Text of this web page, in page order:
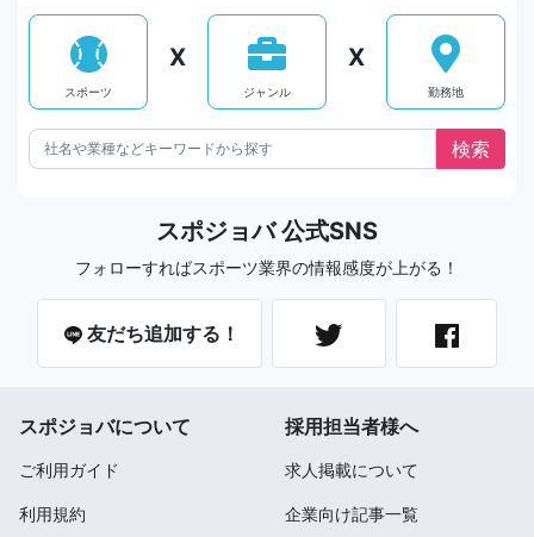
スポーツ
X
ジャンル
X
勤務地
スポジョバ 公式SNS
フォローすればスポーツ業界の情報感度が上がる！
友だち追加する！
スポジョバについて
ご利用ガイド
利用規約
採用担当者様へ
求人掲載について
企業向け記事一覧